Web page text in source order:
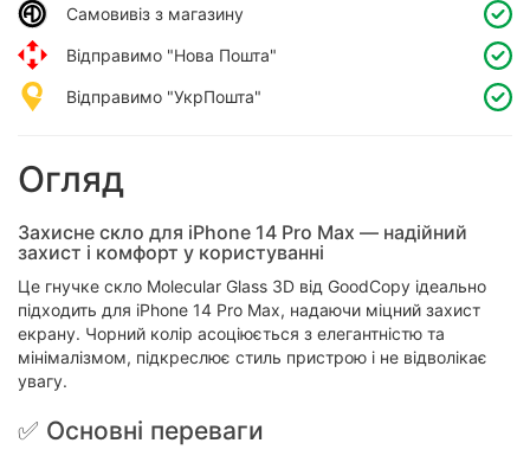
Самовивіз з магазину
Відправимо "Нова Пошта"
Відправимо "УкрПошта"
Огляд
Захисне скло для iPhone 14 Pro Max — надійний
захист і комфорт у користуванні
Це гнучке скло Molecular Glass 3D від GoodCopy ідеально
підходить для iPhone 14 Pro Max, надаючи міцний захист
екрану. Чорний колір асоціюється з елегантністю та
мінімалізмом, підкреслює стиль пристрою і не відволікає
увагу.
✅ Основні переваги